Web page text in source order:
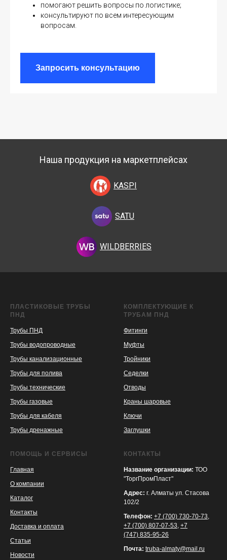
помогают решить вопросы по логистике;
консультируют по всем интересующим
вопросам.
Запросить консультацию
Наша продукция на маркетплейсах
KASPI
KASPI
SATU
SATU
WILDBERRIES
WILDBERRIES
ПЛАСТИКОВЫЕ ТРУБЫ
ПНД
Трубы ПНД
Трубы водопроводные
Трубы канализационные
Трубы для полива
Трубы технические
Трубы газовые
Трубы для кабеля
Трубы дренажные
КОМПЛЕКТУЮЩИЕ К
ТРУБАМ ПНД
Фитинги
Муфты
Тройники
Седелки
Отводы
Краны шаровые
Ключи
Заглушки
ПОМОЩЬ И СЕРВИСЫ
Главная
О компании
Каталог
Контакты
Доставка и оплата
Статьи
Новости
КОНТАКТЫ
Название организации: ТОО
"ТоргПромПласт"
Адрес: г. Алматы ул. Стасова
102/2
Телефон: +7 (700) 730-70-73
+7 (700) 807-07-53 +7
(747) 835-95-26
Почта: truba-almaty@mail.ru